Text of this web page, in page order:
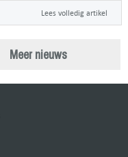
Lees volledig artikel
Meer nieuws